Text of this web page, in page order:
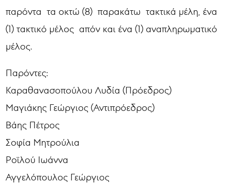
παρόντα τα οκτώ (8) παρακάτω τακτικά μέλη, ένα
(1) τακτικό μέλος απόν και ένα (1) αναπληρωματικό
μέλος.
Παρόντες:
Καραθανασοπούλου Λυδία (Πρόεδρος)
Μαγιάκης Γεώργιος (Αντιπρόεδρος)
Βάης Πέτρος
Σοφία Μητρούλια
Ροϊλού Ιωάννα
Αγγελόπουλος Γεώργιος